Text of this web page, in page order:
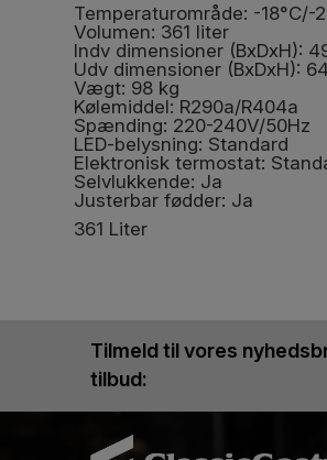
Temperaturområde: -18°C/-
Volumen: 361 liter
Indv dimensioner (BxDxH):
Udv dimensioner (BxDxH):
Vægt: 98 kg
Kølemiddel: R290a/R404a
Spænding: 220-240V/50Hz
LED-belysning: Standard
Elektronisk termostat:
Selvlukkende: Ja
Justerbar fødder: Ja
361 Liter
Tilmeld til vores
tilbud: